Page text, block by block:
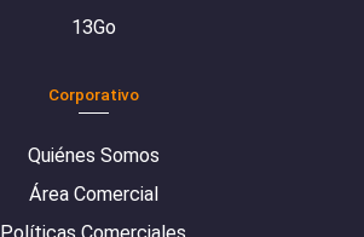
13Go
Corporativo
Quiénes Somos
Área Comercial
Políticas Comerciales